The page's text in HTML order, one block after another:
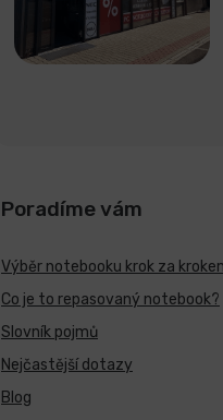
Poradíme vám
Výběr notebooku krok za
Co je to repasovaný notebook?
Slovník pojmů
Nejčastější dotazy
Blog